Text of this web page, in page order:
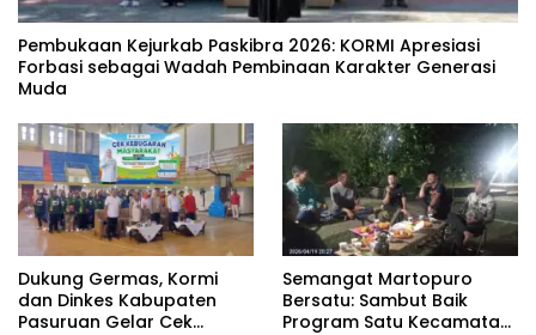
‎Pembukaan Kejurkab Paskibra 2026: KORMI Apresiasi
Forbasi sebagai Wadah Pembinaan Karakter Generasi
Muda
Dukung Germas, Kormi
dan Dinkes Kabupaten
Pasuruan Gelar Cek
Semangat Martopuro
Bersatu: Sambut Baik
Program Satu Kecamatan